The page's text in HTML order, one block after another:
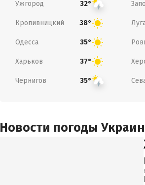
Ужгород 32°
Кропивницкий 38°
Одесса 35°
Харьков 37°
Чернигов 35°
Новости погоды